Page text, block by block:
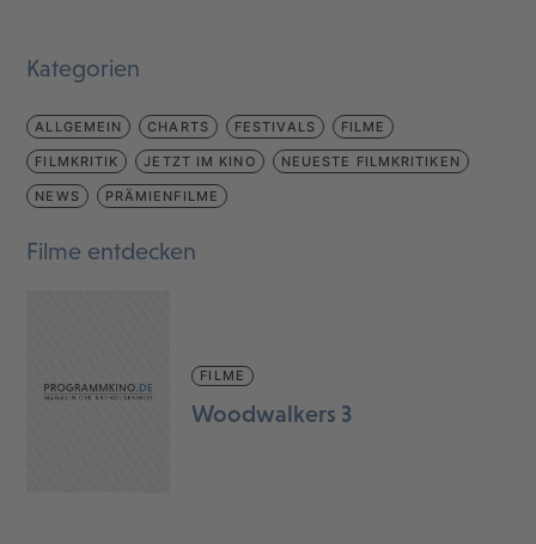
Kategorien
ALLGEMEIN CHARTS FESTIVALS FILME
FILMKRITIK JETZT IM KINO NEUESTE FILMKRITIKEN
NEWS PRÄMIENFILME
Filme entdecken
FILME
Woodwalkers 3